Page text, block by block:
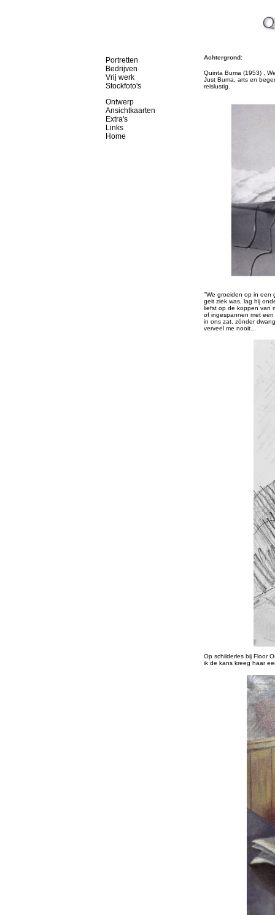
Portretten
Bedrijven
Vrij werk
Stockfoto's
Ontwerp
Ansichtkaarten
Extra's
Links
Home
Achtergrond:
Quinta Buma (1953) ,
Just Buma, arts en
reislustig.
"We groeiden op in een
geit ziek was, lag hij
liefst op de koppen van
of ingespannen met
in ons zat, zónder
verveel me nooit...
Op schilderles bij Floor
ik de kans kreeg haar